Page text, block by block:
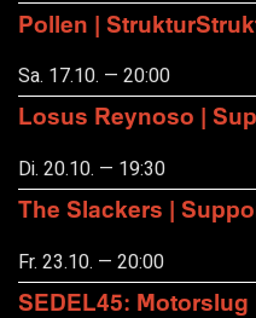
Pollen |
Sa. 17.10. — 20:00
Losus Reynoso |
Di. 20.10. — 19:30
The Slackers |
Fr. 23.10. — 20:00
SEDEL45: